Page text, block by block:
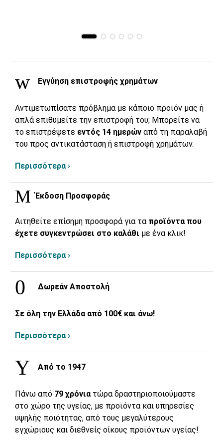
Εγγύηση επιστροφής χρημάτων
Αντιμετωπίσατε πρόβλημα με κάποιο προϊόν μας ή
απλά επιθυμείτε την επιστροφή του; Μπορείτε να
το επιστρέψετε εντός 14 ημερών από τη παραλαβή
του προς αντικατάσταση ή επιστροφή χρημάτων.
Περισσότερα ›
Έκδοση Προσφοράς
Αιτηθείτε επίσημη προσφορά για τα προϊόντα που
έχετε συγκεντρώσει στο καλάθι με ένα κλικ!
Περισσότερα ›
Δωρεάν Αποστολή
Σε όλη την Ελλάδα από 100€ και άνω!
Περισσότερα ›
Από το 1947
Πάνω από 79 χρόνια τώρα δραστηριοποιούμαστε
στο χώρο της υγείας, με προϊόντα και υπηρεσίες
υψηλής ποιότητας, από τους μεγαλύτερους
εγχώριους και διεθνείς οίκους προϊόντων υγείας!